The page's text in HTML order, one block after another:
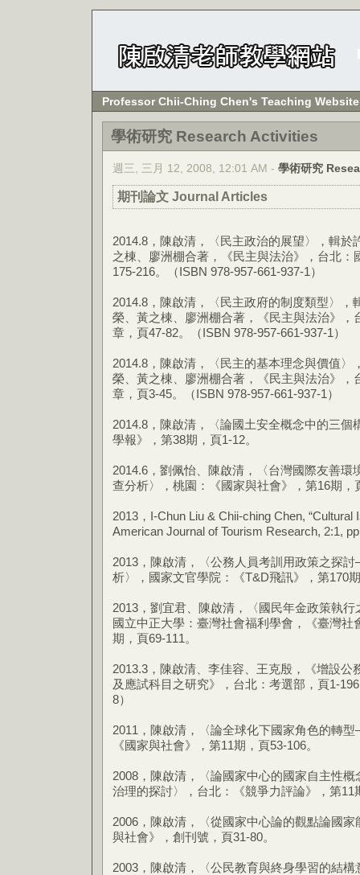
Professor Chii-Ching Chen's Teaching Website
學術研究 Research Activities
週三, 三月 12, 2008, 12:01 AM - 學術研究
期刊論文 Journal Articles
2014.8，陳啟清，〈民主政治的展望〉，輯於
之棟、廖洲棚合著，《民主與法治》，台北：
175-216。（ISBN 978-957-661-937-1）
2014.8，陳啟清，〈民主政府的制度類型〉，
榮、黃之棟、廖洲棚合著，《民主與法治》，
章，頁47-82。（ISBN 978-957-661-937-1）
2014.8，陳啟清，〈民主的基本理念與價值〉
榮、黃之棟、廖洲棚合著，《民主與法治》，
章，頁3-45。（ISBN 978-957-661-937-1）
2014.8，陳啟清，〈論國土安全概念中的三個
學報》，第38期，頁1-12。
2014.6，劉佩怡、陳啟清，〈台灣國際友善環
查分析〉，桃園：《國家與社會》，第16期，
2013，I-Chun Liu & Chii-ching Chen, “Cultural
American Journal of Tourism Research, 2:1,
2013，陳啟清，〈公務人員考訓用政策之探
析〉，國家文官學院：《T&D飛訊》，第170
2013，劉宜君、陳啟清，〈國民年金政策執
國立中正大學：臺灣社會福利學會，《臺灣社
期，頁69-111。
2013.3，陳啟清、李佳容、王克殷，《增設公
及應試科目之研究》，台北：考選部，頁1-
8）
2011，陳啟清，〈論全球化下國家角色的轉
《國家與社會》，第11期，頁53-106。
2008，陳啟清，〈論國家中心的國家自主性
治理的探討〉，台北：《競爭力評論》，第11
2006，陳啟清，〈從國家中心論的觀點論國
與社會》，創刊號，頁31-80。
2003，陳啟清，〈公民教育與終身學習的結